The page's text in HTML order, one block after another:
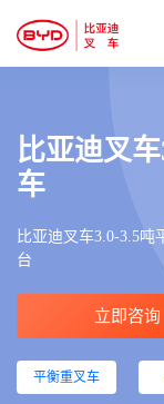
比亚迪叉
车
比亚迪叉车3.0-3.5
台
立即咨询
平衡重叉车